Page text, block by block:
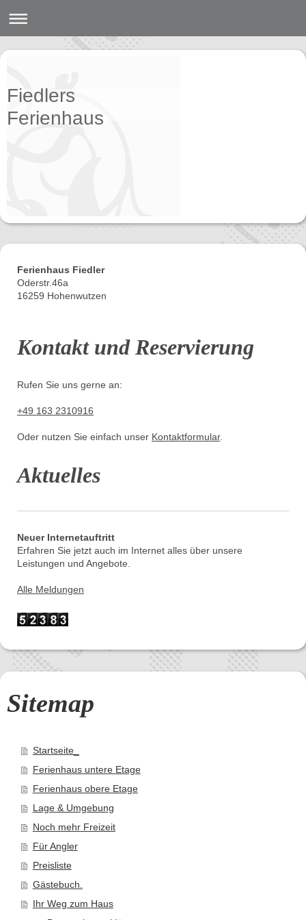
Fiedlers
Ferienhaus
Ferienhaus Fiedler
Oderstr.46a
16259 Hohenwutzen
Kontakt und Reservierung
Rufen Sie uns gerne an:
+49 163 2310916
Oder nutzen Sie einfach unser Kontaktformular.
Aktuelles
Neuer Internetauftritt
Erfahren Sie jetzt auch im Internet alles über unsere
Leistungen und Angebote.
Alle Meldungen
Sitemap
Startseite_
Ferienhaus untere Etage
Ferienhaus obere Etage
Lage & Umgebung
Noch mehr Freizeit
Für Angler
Preisliste
Gästebuch.
Ihr Weg zum Haus